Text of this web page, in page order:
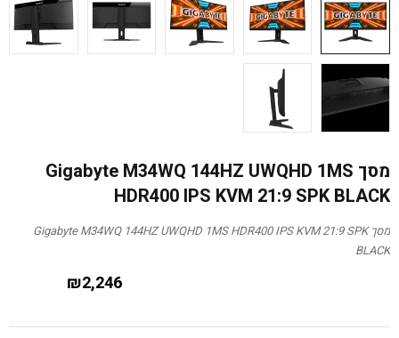
מסך Gigabyte M34WQ 144HZ UWQHD 1MS
HDR400 IPS KVM 21:9 SPK BLACK
מסך Gigabyte M34WQ 144HZ UWQHD 1MS HDR400 IPS KVM 21:9 SPK
BLACK
₪2,246